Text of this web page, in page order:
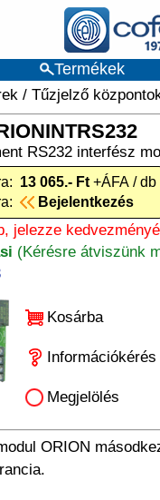
Termékek
/ Tűzjelző
RS232 interfész
13 065.- Ft +ÁFA / db
Bejelentkezés
jelezze
(Kérésre átviszünk
Kosárba
Információkérés
Megjelölés
ORION